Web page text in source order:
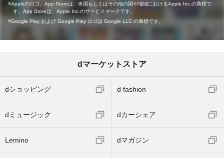
Appleのロゴ、App Storeは、米国もしくはその他の国や地域におけるApple Inc.の商標で
す。App Storeは、Apple Inc.のサービスマークです。
Google Play および Google Play ロゴは Google LLC の商標です。
dマーケットストア
dショッピング d fashion
dミュージック dカーシェア
Lemino dマガジン